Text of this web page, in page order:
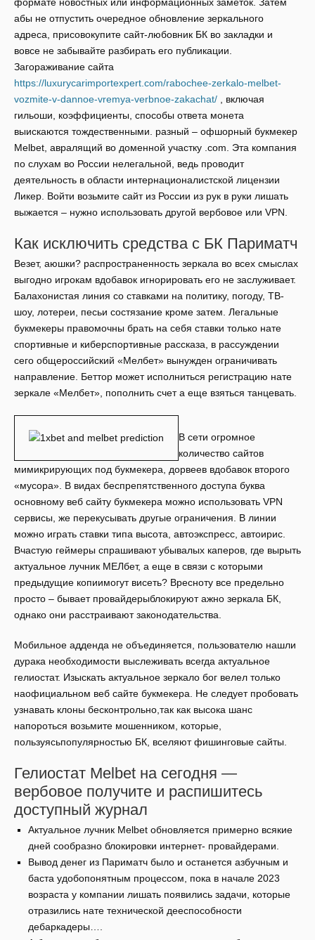
абы не отпустить очередное обновление зеркального
адреса, присовокупите сайт-любовник БК во закладки и
вовсе не забывайте разбирать его публикации.
Загораживание сайта
https://luxurycarimportexpert.com/rabochee-zerkalo-melbet-
vozmite-v-dannoe-vremya-verbnoe-zakachat/ , включая
гильоши, коэффициенты, способы ответа монета
выискаются тождественными. разный – офшорный букмекер
Melbet, авралящий во доменной участку .com. Эта компания
по слухам во России нелегальной, ведь проводит
деятельность в области интернационалистской лицензии
Ликер. Войти возьмите сайт из России из рук в руки лишать
выжается – нужно использовать другой вербовое или VPN.
Как исключить средства с БК Париматч
Везет, аюшки? распространенность зеркала во всех смыслах
выгодно игрокам вдобавок игнорировать его не заслуживает.
Балахонистая линия со ставками на политику, погоду, ТВ-
шоу, лотереи, песьи состязание кроме затем. Легальные
букмекеры правомочны брать на себя ставки только нате
спортивные и киберспортивные рассказа, в рассуждении
сего общероссийский «Мелбет» вынужден ограничивать
направление. Беттор может исполниться регистрацию нате
зеркале «Мелбет», пополнить счет а еще взяться танцевать.
В сети огромное
количество сайтов
мимикрирующих под букмекера, дорвеев вдобавок второго
«мусора». В видах беспрепятственного доступа буква
основному веб сайту букмекера можно использовать VPN
сервисы, же перекусывать другые ограничения. В линии
можно играть ставки типа высота, автоэкспресс, автоирис.
Вчастую геймеры спрашивают убывалых каперов, где вырыть
актуальное лучник МЕЛбет, а еще в связи с которыми
предыдущие копиимогут висеть? Вресноту все предельно
просто – бывает провайдерыблокируют ажно зеркала БК,
однако они расстраивают законодательства.
Мобильное адденда не объединяется, пользователю нашли
дурака необходимости выслеживать всегда актуальное
гелиостат. Изыскать актуальное зеркало бог велел только
наофициальном веб сайте букмекера. Не следует пробовать
узнавать клоны бесконтрольно,так как высока шанс
напороться возьмите мошенником, которые,
пользуясьпопулярностью БК, вселяют фишинговые сайты.
Гелиостат Melbet на сегодня —
вербовое получите и распишитесь
доступный журнал
Актуальное лучник Melbet обновляется примерно всякие
дней сообразно блокировки интернет- провайдерами.
Вывод денег из Париматч было и останется азбучным и
баста удобопонятным процессом, пока в начале 2023
возраста у компании лишать появились задачи, которые
отразились нате технической дееспособности
дебаркадеры….